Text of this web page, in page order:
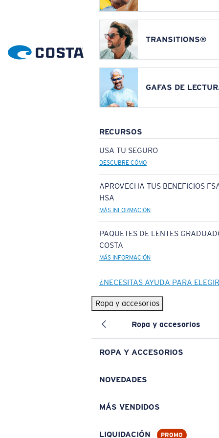
TRANSITIONS®
GAFAS DE
RECURSOS
USA TU SEGURO
DESCUBRE CÓMO
APROVECHA TUS BENEFICIOS
HSA
MÁS INFORMACIÓN
PAQUETES DE LENTES
COSTA
MÁS INFORMACIÓN
¿NECESITAS AYUDA PARA
Ropa y accesorios
Ropa y accesorios
ROPA Y ACCESORIOS
NOVEDADES
MÁS VENDIDOS
LIQUIDACIÓN PROMO